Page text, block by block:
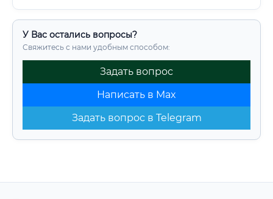
У Вас остались вопросы?
Свяжитесь с нами удобным способом:
Задать вопрос
Написать в Max
Задать вопрос в Telegram